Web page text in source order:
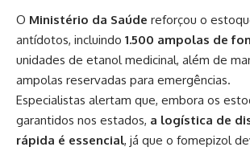
O Ministério da Saúde reforçou o
antídotos, incluindo 1.500 ampolas de
unidades de etanol medicinal, além de
ampolas reservadas para emergências.
Especialistas alertam que, embora os
garantidos nos estados, a logística de
rápida é essencial, já que o fomepizol